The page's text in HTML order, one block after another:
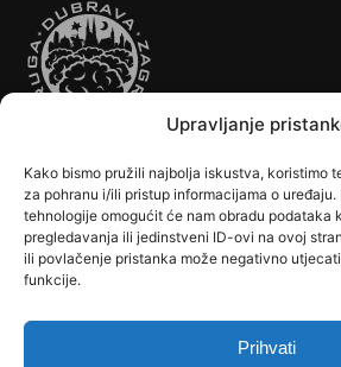
Upravljanje
Kako bismo pružili najbolja iskustva, koristimo
za pohranu i/ili pristup informacijama o
tehnologije omogućit će nam obradu podataka
pregledavanja ili jedinstveni ID-ovi na ovoj
ili povlačenje pristanka može negativno
funkcije.
Prihvati
Autobusi Automobilizam Biciklizam
Cookie Policy (EU)
Crkve, samostani i župni
Drugi sportovi
Društva, klubovi, savezi,
Edukacija